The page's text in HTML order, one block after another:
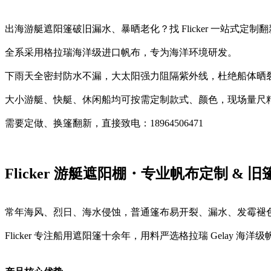
出海游艇遮阳篷破旧漏水、暴晒老化？找 Flicker 一站式定制翻
全系采用格拉瑞海洋级进口帆布，专为海洋环境研发。
下雨天全密封防水不漏，大太阳强力阻隔紫外线，杜绝船体
大小游艇、快艇、休闲船均可按需定制款式、颜色，现场量尺
需要定做、换篷翻新，直接致电：18964506471
Flicker 游艇遮阳棚・专业帆布定制 & 旧
常年海风、烈日、海水侵蚀，普通篷布易开裂、漏水、发霉褪
Flicker 专注船用遮阳篷十余年，用料严选格拉瑞 Gelay 海洋级